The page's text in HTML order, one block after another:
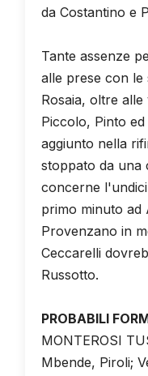
da Costantino e
Tante assenze
alle prese con le
Rosaia, oltre alle
Piccolo, Pinto
aggiunto nella
stoppato da una
concerne
primo minuto ad
Provenzano in
Ceccarelli
Russotto.
PROBABILI
MONTEROSI
Mbende, Piroli;